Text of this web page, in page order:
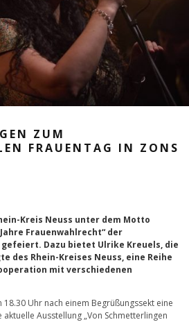
ZUM
FRAUENTAG IN ZONS
Kreis Neuss unter dem Motto
Frauenwahlrecht“ der
Dazu bietet Ulrike Kreuels, die
des Rhein-Kreises Neuss, eine Reihe
mit verschiedenen
Uhr nach einem Begrüßungssekt eine
Ausstellung „Von Schmetterlingen